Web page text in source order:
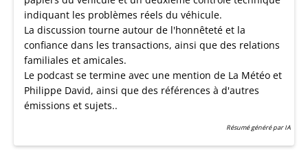
indiquant les problèmes réels du véhicule.
La discussion tourne autour de l'honnêteté et la
confiance dans les transactions, ainsi que des relations
familiales et amicales.
Le podcast se termine avec une mention de La Météo et
Philippe David, ainsi que des références à d'autres
émissions et sujets..
Résumé généré par IA